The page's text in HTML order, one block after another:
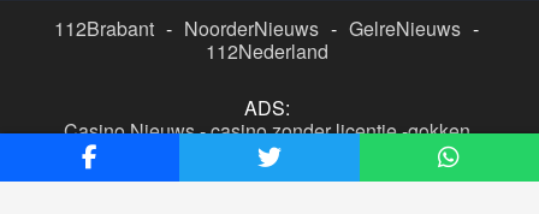
112Brabant - NoorderNieuws - GelreNieuws -
112Nederland
ADS:
Casino Nieuws-casino zonder licentie-gokken
buitenlandse site
beste online casino nederland